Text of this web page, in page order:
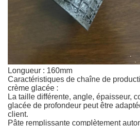
Longueur : 160mm
Caractéristiques de chaîne de
crème glacée :
La taille différente, angle, épaisseur,
glacée de profondeur peut être
client.
Pâte remplissante complètement